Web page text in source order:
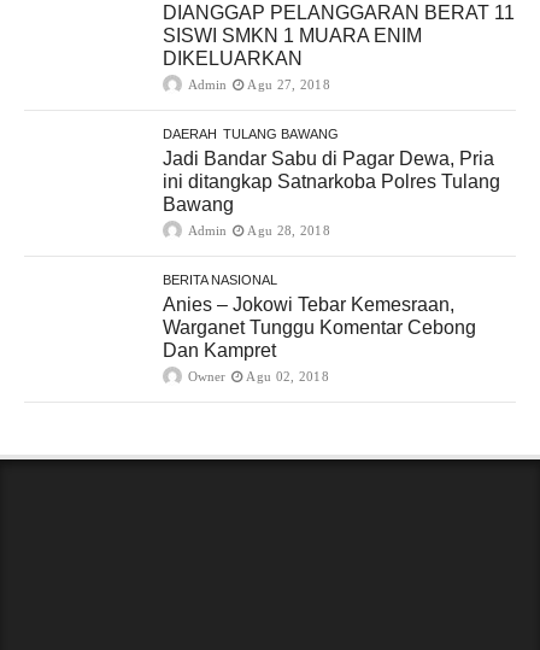
DIANGGAP PELANGGARAN BERAT 11
SISWI SMKN 1 MUARA ENIM
DIKELUARKAN
Admin Agu 27, 2018
DAERAH TULANG BAWANG
Jadi Bandar Sabu di Pagar Dewa, Pria
ini ditangkap Satnarkoba Polres Tulang
Bawang
Admin Agu 28, 2018
BERITA NASIONAL
Anies – Jokowi Tebar Kemesraan,
Warganet Tunggu Komentar Cebong
Dan Kampret
Owner Agu 02, 2018